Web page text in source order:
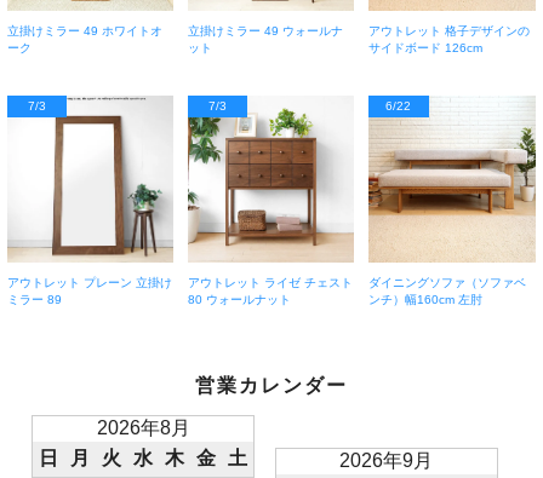
立掛けミラー 49 ホワイトオ
ーク
立掛けミラー 49 ウォールナ
ット
アウトレット 格子デザインの
サイドボード 126cm
7/3
アウトレット プレーン 立掛け
ミラー 89
7/3
アウトレット ライゼ チェスト
80 ウォールナット
6/22
ダイニングソファ（ソファベ
ンチ）幅160cm 左肘
営業カレンダー
2026年8月
日
月 火 水 木 金
土
2026年9月